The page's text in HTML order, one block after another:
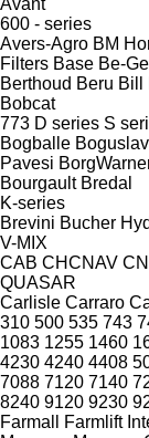
600 - series
Avers-Agro BM
Filters Base Be-Ge
Berthoud Beru Bill
Bobcat
773 D series S
Bogballe Boguslav
Pavesi
Bourgault Bredal
K-series
Brevini Bucher
V-MIX
CAB CHCNAV
QUASAR
Carlisle Carraro
310 500 535 743
1083 1255 1460
4230 4240 4408
7088 7120 7140
8240 9120 9230
Farmall
Farmlift